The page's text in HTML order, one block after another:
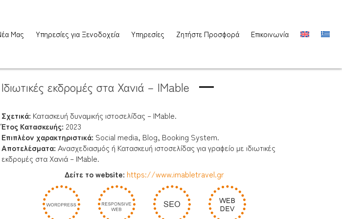
Μας Υπηρεσίες για Ξενοδοχεία Υπηρεσίες Ζητήστε Προσφορά Επικοινωνία
Ιδιωτικές εκδρομές στα Χανιά – IMable
Σχετικά: Κατασκευή δυναμικής ιστοσελίδας – IMable.
Έτος Κατασκευής: 2023
Επιπλέον χαρακτηριστικά: Social media, Blog, Booking System.
Αποτελέσματα: Ανασχεδιασμός ή Κατασκευή ιστοσελίδας για γραφείο με ιδιωτικές
εκδρομές στα Χανιά – IMable.
Δείτε το website: https://www.imabletravel.gr